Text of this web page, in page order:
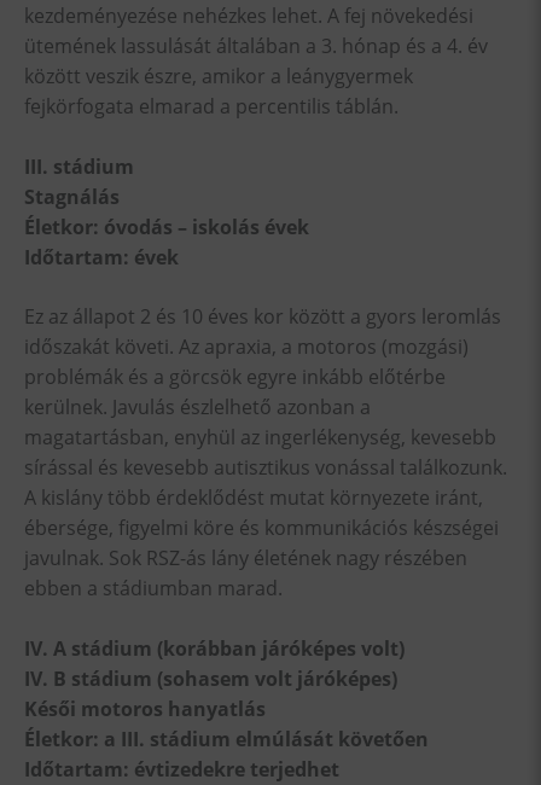
kezdeményezése nehézkes lehet. A fej növekedési
ütemének lassulását általában a 3. hónap és a 4. év
között veszik észre, amikor a leánygyermek
fejkörfogata elmarad a percentilis táblán.
III. stádium
Stagnálás
Életkor: óvodás – iskolás évek
Időtartam: évek
Ez az állapot 2 és 10 éves kor között a gyors leromlás
időszakát követi. Az apraxia, a motoros (mozgási)
problémák és a görcsök egyre inkább előtérbe
kerülnek. Javulás észlelhető azonban a
magatartásban, enyhül az ingerlékenység, kevesebb
sírással és kevesebb autisztikus vonással találkozunk.
A kislány több érdeklődést mutat környezete iránt,
ébersége, figyelmi köre és kommunikációs készségei
javulnak. Sok RSZ-ás lány életének nagy részében
ebben a stádiumban marad.
IV. A stádium (korábban járóképes volt)
IV. B stádium (sohasem volt járóképes)
Késői motoros hanyatlás
Életkor: a III. stádium elmúlását követően
Időtartam: évtizedekre terjedhet